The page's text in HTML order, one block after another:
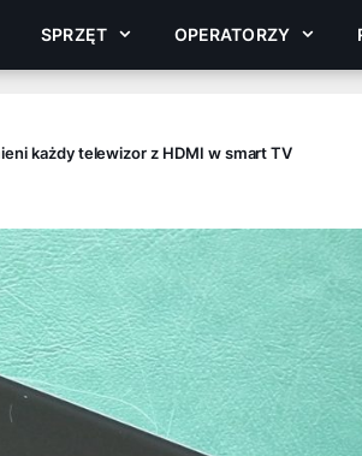
SPRZĘT OPERATORZY
każdy telewizor z HDMI w smart TV